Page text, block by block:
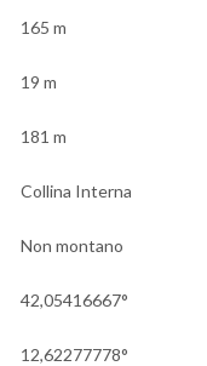
165 m
19 m
181 m
Collina Interna
Non montano
42,05416667°
12,62277778°